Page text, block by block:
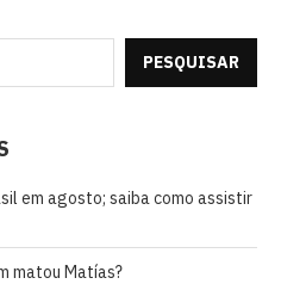
PESQUISAR
em agosto; saiba como assistir
matou Matías?